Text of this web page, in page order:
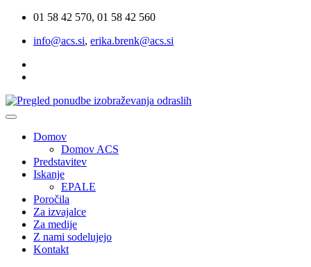
01 58 42 570, 01 58 42 560
info@acs.si, erika.brenk@acs.si
Domov
Domov ACS
Predstavitev
Iskanje
EPALE
Poročila
Za izvajalce
Za medije
Z nami sodelujejo
Kontakt